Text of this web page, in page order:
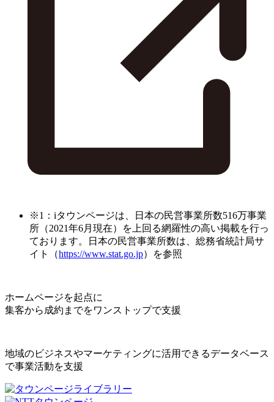
※1：iタウンページは、日本の民営事業所数516万事業
所（2021年6月現在）を上回る網羅性の高い掲載を行っ
ております。日本の民営事業所数は、総務省統計局サ
イト（https://www.stat.go.jp）を参照
ホームページを起点に
集客から成約までをワンストップで支援
地域のビジネスやマーケティングに活用できるデータベース
で事業活動を支援